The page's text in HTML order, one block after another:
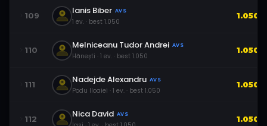
109 Ianis Biber AVS
1 ev. · best 1.050
1.050
110 Melniceanu Tudor Andrei AVS
Hănești · 1 ev. · best 1.050
1.050
111 Nadejde Alexandru AVS
Podu Iloaiei · 1 ev. · best 1.050
1.050
112 Nica David AVS 1.050